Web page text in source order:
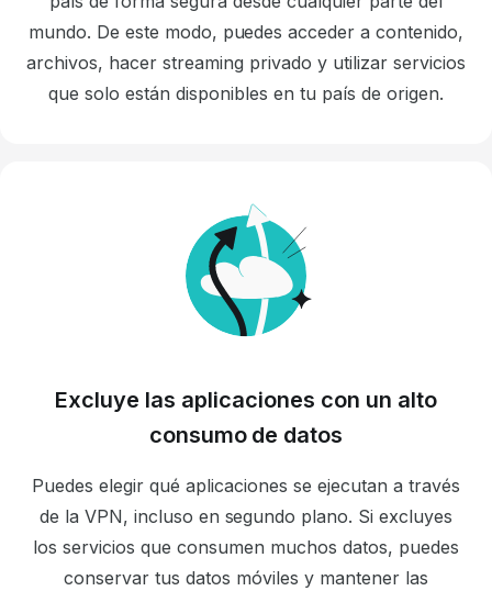
mundo. De este modo, puedes accedera contenido,
archivos, hacer streaming privado y utilizar servicios
que solo están disponibles en tu país de origen.
Excluye las aplicaciones con un alto
consumo de datos
Puedes elegir qué aplicaciones se ejecutan a través
de la VPN, incluso en segundo plano. Si excluyes
los servicios que consumen muchos datos, puedes
conservar tus datos móviles y mantener las